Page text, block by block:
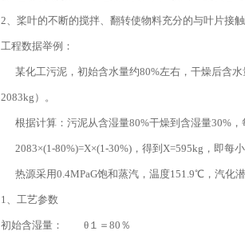
2、桨叶的不断的搅拌、翻转使物料充分的与叶片接触
工程数据举例：
某化工污泥，初始含水量约80%左右，干燥后含水
2083kg）。
根据计算：污泥从含湿量80%干燥到含湿量30%，
2083×(1-80%)=X×(1-30%)，得到X=595kg，即每
热源采用0.4MPaG饱和蒸汽，温度151.9℃，汽化
1、工艺参数
初始含湿量： θ１＝80％